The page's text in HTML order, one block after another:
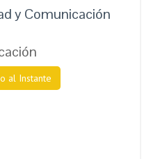
y Comunicación
al Instante